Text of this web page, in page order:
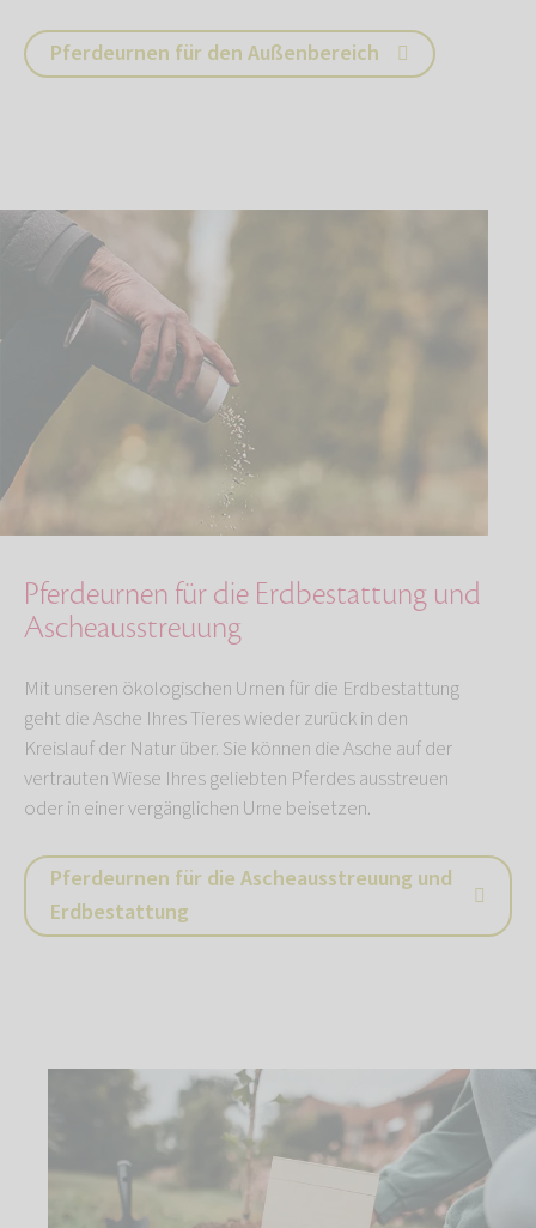
Pferdeurnen für den Außenbereich
Pferdeurnen für die Erdbestattung und
Ascheausstreuung
Mit unseren ökologischen Urnen für die Erdbestattung
geht die Asche Ihres Tieres wieder zurück in den
Kreislauf der Natur über. Sie können die Asche auf der
vertrauten Wiese Ihres geliebten Pferdes ausstreuen
oder in einer vergänglichen Urne beisetzen.
Pferdeurnen für die Ascheausstreuung und
Erdbestattung